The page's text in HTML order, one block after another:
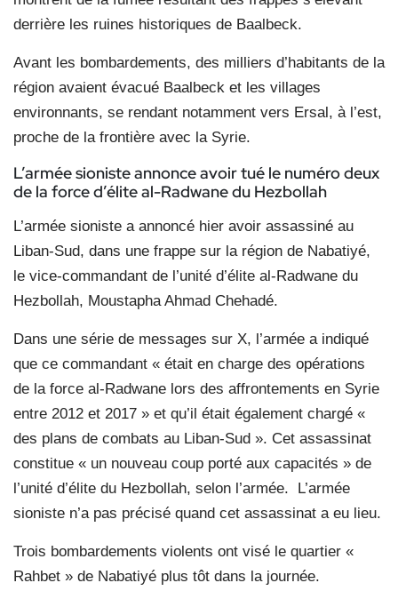
derrière les ruines historiques de Baalbeck.
Avant les bombardements, des milliers d’habitants de la
région avaient évacué Baalbeck et les villages
environnants, se rendant notamment vers Ersal, à l’est,
proche de la frontière avec la Syrie.
L’armée sioniste annonce avoir tué le numéro deux
de la force d’élite al-Radwane du Hezbollah
L’armée sioniste a annoncé hier avoir assassiné au
Liban-Sud, dans une frappe sur la région de Nabatiyé,
le vice-commandant de l’unité d’élite al-Radwane du
Hezbollah, Moustapha Ahmad Chehadé.
Dans une série de messages sur X, l’armée a indiqué
que ce commandant « était en charge des opérations
de la force al-Radwane lors des affrontements en Syrie
entre 2012 et 2017 » et qu’il était également chargé «
des plans de combats au Liban-Sud ». Cet assassinat
constitue « un nouveau coup porté aux capacités » de
l’unité d’élite du Hezbollah, selon l’armée.
L’armée
sioniste n’a pas précisé quand cet assassinat a eu lieu.
Trois bombardements violents ont visé le quartier «
Rahbet » de Nabatiyé plus tôt dans la journée.